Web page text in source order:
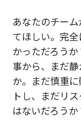
あなたのチー
てほしい。完
かっただろう
事から、まだ
か。まだ慎重
トし、まだリ
はないだろうか